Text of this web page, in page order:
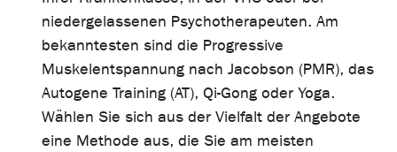
niedergelassenen Psychotherapeuten. Am
bekanntesten sind die Progressive
Muskelentspannung nach Jacobson (PMR), das
Autogene Training (AT), Qi-Gong oder Yoga.
Wählen Sie sich aus der Vielfalt der Angebote
eine Methode aus, die Sie am meisten